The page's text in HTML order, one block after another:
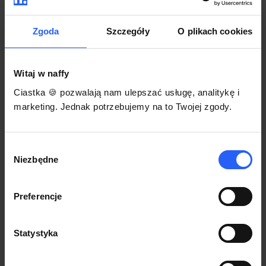
Zgoda Szczegóły O plikach cookies
Witaj w naffy
Ciastka 🍪 pozwalają nam ulepszać usługę, analitykę i
marketing. Jednak potrzebujemy na to Twojej zgody.
zgody
Niezbędne
Preferencje
Statystyka
Korzystaj na dowolnym urządzeniu z
przeglądarką Chrome
Włącz czasową promocję
3
Każdy produkt w naffy ma swój indywidualny link.
gdzie się nim podzielisz z odbiorcami.